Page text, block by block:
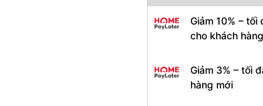
Giảm 10% –
cho khách
Giảm 3% – tối
hàng mới